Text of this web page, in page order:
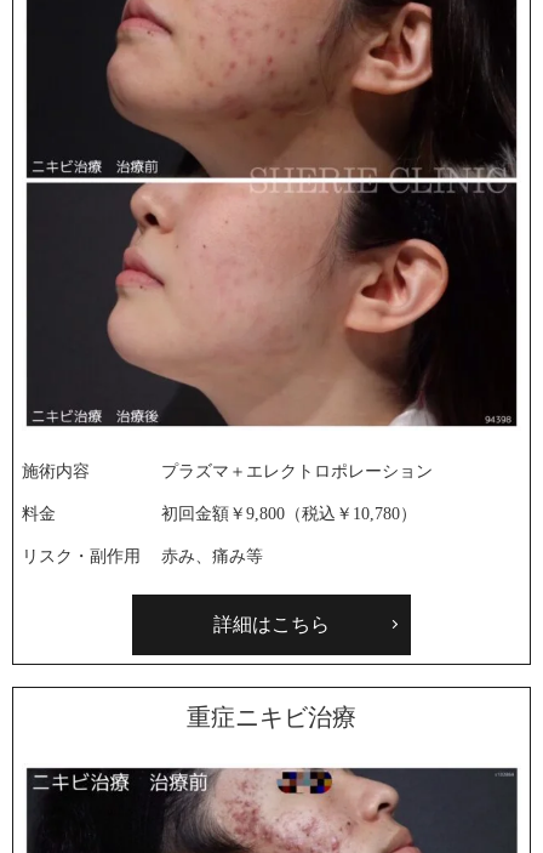
施術内容 プラズマ＋エレクトロポレーション
料金 初回金額￥9,800（税込￥10,780）
リスク・副作用 赤み、痛み等
詳細はこちら
重症ニキビ治療